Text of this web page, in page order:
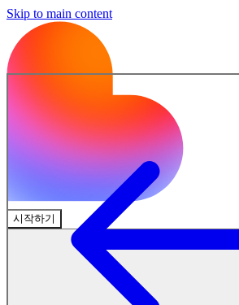
Skip to main content
시작하기